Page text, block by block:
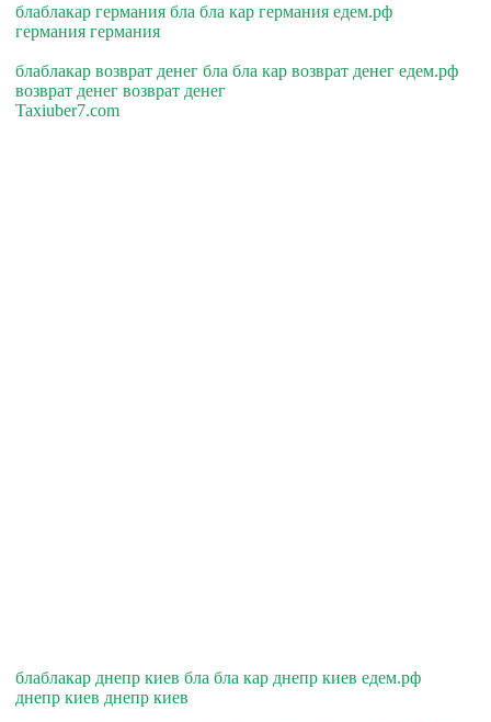
блаблакар германия бла бла кар германия едем.рф
германия германия
блаблакар возврат денег бла бла кар возврат денег едем.рф
возврат денег возврат денег
Taxiuber7.com
блаблакар днепр киев бла бла кар днепр киев едем.рф
днепр киев днепр киев